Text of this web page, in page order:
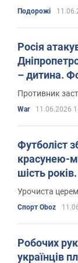
Подорожі
Росія
– дитина.
Противник
War 11.06.2026
Футболіст
красунею-
шість
Урочиста
Спорт Oboz
Робочих
українців